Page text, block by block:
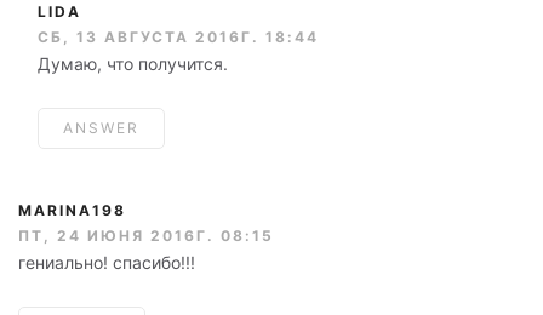
LIDA
СБ, 13 АВГУСТА 2016Г. 18:44
Думаю, что получится.
ANSWER
MARINA198
ПТ, 24 ИЮНЯ 2016Г. 08:15
гениально! спасибо!!!